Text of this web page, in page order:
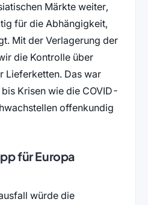
Märkte weiter,
für die Abhängigkeit,
Mit der Verlagerung der
die Kontrolle über
Lieferketten. Das war
Krisen wie die COVID-
offenkundig
für Europa
würde die